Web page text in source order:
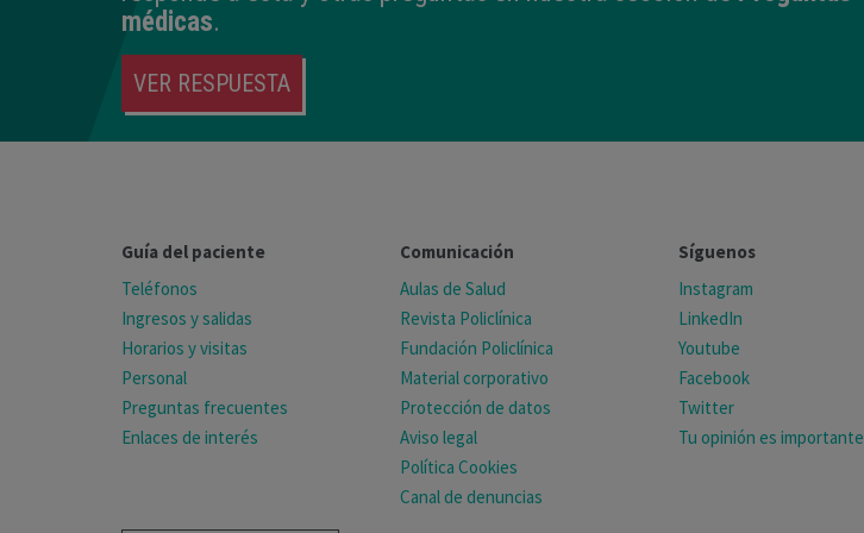
médicas.
VER RESPUESTA
Guía del paciente
Teléfonos
Ingresos y salidas
Horarios y visitas
Personal
Preguntas frecuentes
Enlaces de interés
Comunicación
Aulas de Salud
Revista Policlínica
Fundación Policlínica
Material corporativo
Protección de datos
Aviso legal
Política Cookies
Canal de denuncias
Síguenos
Instagram
LinkedIn
Youtube
Facebook
Twitter
Tu opinión es importante